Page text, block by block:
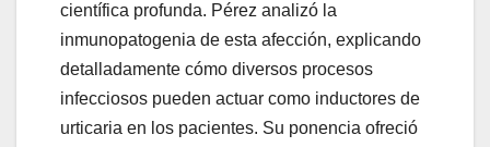
científica profunda. Pérez analizó la
inmunopatogenia de esta afección, explicando
detalladamente cómo diversos procesos
infecciosos pueden actuar como inductores de
urticaria en los pacientes. Su ponencia ofreció